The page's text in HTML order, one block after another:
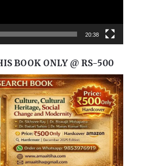
20:38
BOOK ONLY @ RS-500